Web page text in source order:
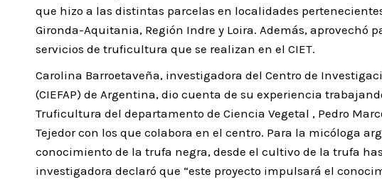
que hizo a las distintas parcelas en localidades
Gironda-Aquitania, Región Indre y Loira. Además, aprovechó
servicios de truficultura que se realizan en el CIET.
Carolina Barroetaveña, investigadora del Centro de
(CIEFAP) de Argentina, dio cuenta de su experiencia
Truficultura del departamento de Ciencia Vegetal , Pedro
Tejedor con los que colabora en el centro. Para la micóloga
conocimiento de la trufa negra, desde el cultivo de la trufa
investigadora declaró que “este proyecto impulsará el